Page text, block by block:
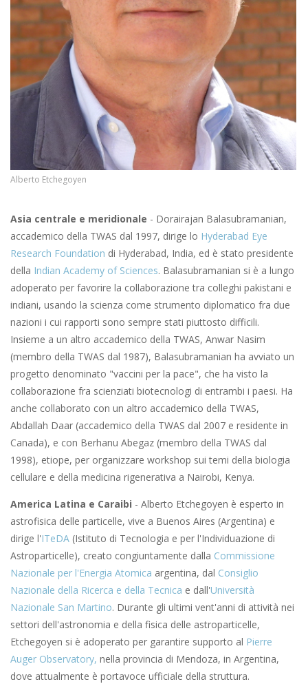
Alberto Etchegoyen
Asia centrale e meridionale - Dorairajan Balasubramanian,
accademico della TWAS dal 1997, dirige lo Hyderabad Eye
Research Foundation di Hyderabad, India, ed è stato presidente
della Indian Academy of Sciences. Balasubramanian si è a lungo
adoperato per favorire la collaborazione tra colleghi pakistani e
indiani, usando la scienza come strumento diplomatico fra due
nazioni i cui rapporti sono sempre stati piuttosto difficili.
Insieme a un altro accademico della TWAS, Anwar Nasim
(membro della TWAS dal 1987), Balasubramanian ha avviato un
progetto denominato "vaccini per la pace", che ha visto la
collaborazione fra scienziati biotecnologi di entrambi i paesi. Ha
anche collaborato con un altro accademico della TWAS,
Abdallah Daar (accademico della TWAS dal 2007 e residente in
Canada), e con Berhanu Abegaz (membro della TWAS dal
1998), etiope, per organizzare workshop sui temi della biologia
cellulare e della medicina rigenerativa a Nairobi, Kenya.
America Latina e Caraibi - Alberto Etchegoyen è esperto in
astrofisica delle particelle, vive a Buenos Aires (Argentina) e
dirige l'ITeDA (Istituto di Tecnologia e per l'Individuazione di
Astroparticelle), creato congiuntamente dalla Commissione
Nazionale per l'Energia Atomica argentina, dal Consiglio
Nazionale della Ricerca e della Tecnica e dall'Università
Nazionale San Martino. Durante gli ultimi vent'anni di attività nei
settori dell'astronomia e della fisica delle astroparticelle,
Etchegoyen si è adoperato per garantire supporto al Pierre
Auger Observatory, nella provincia di Mendoza, in Argentina,
dove attualmente è portavoce ufficiale della struttura.